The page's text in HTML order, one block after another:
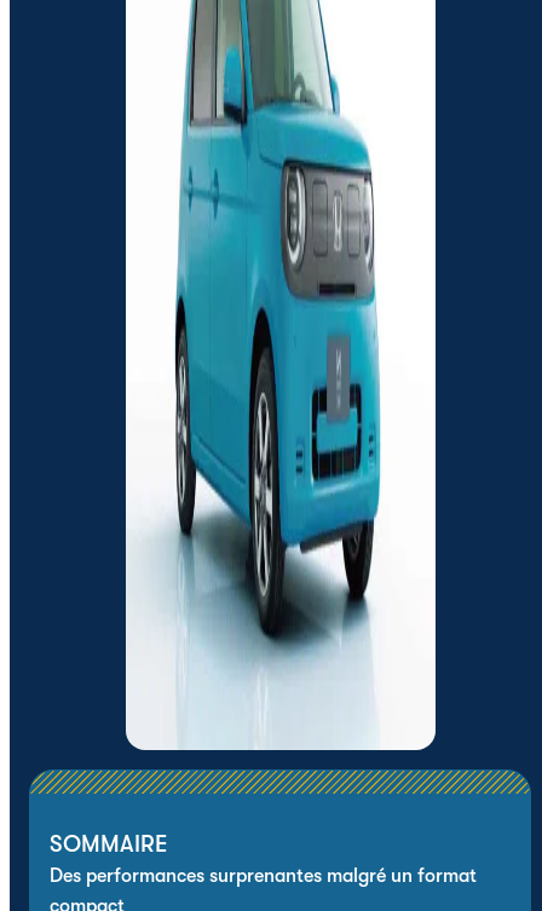
SOMMAIRE
Des performances surprenantes malgré un format
compact